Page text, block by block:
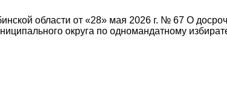
области от «28» мая 2026 г. № 67 О
округа по одномандатному